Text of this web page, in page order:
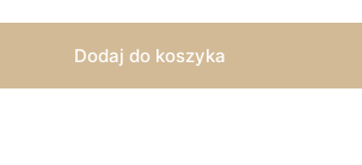
Dodaj do koszyka